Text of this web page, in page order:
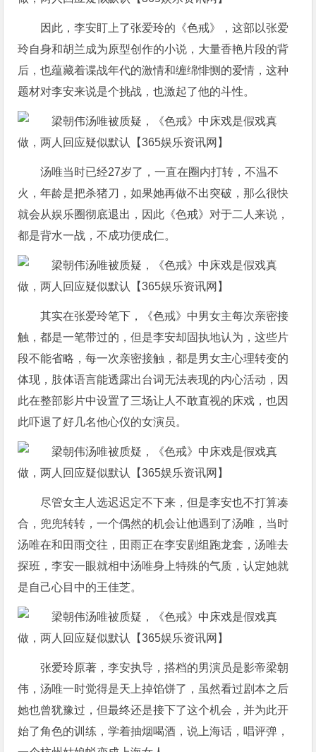
因此，李安盯上了张爱玲的《色戒》，这部以张爱
玲自身和胡兰成为原型创作的小说，大量香艳片段的背
后，也蕴藏着谍战年代的激情和缠绵悱恻的爱情，这种
题材对李安来说是个挑战，也激起了他的斗性。
汤唯当时已经27岁了，一直在圈内打转，不温不
火，年龄是把杀猪刀，如果她再做不出突破，那么很快
就会从娱乐圈彻底退出，因此《色戒》对于二人来说，
都是背水一战，不成功便成仁。
其实在张爱玲笔下，《色戒》中男女主每次亲密接
触，都是一笔带过的，但是李安却固执地认为，这些片
段不能省略，每一次亲密接触，都是男女主心理转变的
体现，肢体语言能透露出台词无法表现的内心活动，因
此在整部影片中设置了三场让人不敢直视的床戏，也因
此吓退了好几名他心仪的女演员。
尽管女主人选迟迟定不下来，但是李安也不打算凑
合，兜兜转转，一个偶然的机会让他遇到了汤唯，当时
汤唯在和田雨交往，田雨正在李安剧组跑龙套，汤唯去
探班，李安一眼就相中汤唯身上特殊的气质，认定她就
是自己心目中的王佳芝。
张爱玲原著，李安执导，搭档的男演员是影帝梁朝
伟，汤唯一时觉得是天上掉馅饼了，虽然看过剧本之后
她也曾犹豫过，但最终还是接下了这个机会，并为此开
始了角色的训练，学着抽烟喝酒，说上海话，唱评弹，